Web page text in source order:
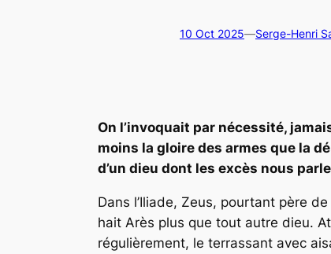
10 Oct 2025—Serge-Henri
On l’invoquait par nécessité,
moins la gloire des armes que la
d’un dieu dont les excès nous
Dans l’Iliade, Zeus, pourtant père
hait Arès plus que tout autre dieu.
régulièrement, le terrassant avec